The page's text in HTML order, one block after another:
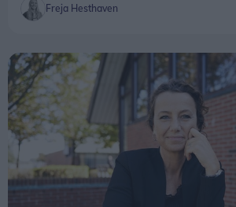
Freja Hesthaven